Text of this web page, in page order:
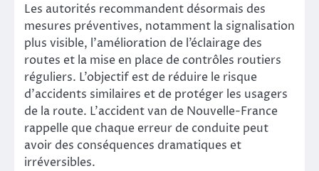
Les autorités recommandent désormais des
mesures préventives, notamment la signalisation
plus visible, l’amélioration de l’éclairage des
routes et la mise en place de contrôles routiers
réguliers. L’objectif est de réduire le risque
d’accidents similaires et de protéger les usagers
de la route. L’accident van de Nouvelle-France
rappelle que chaque erreur de conduite peut
avoir des conséquences dramatiques et
irréversibles.